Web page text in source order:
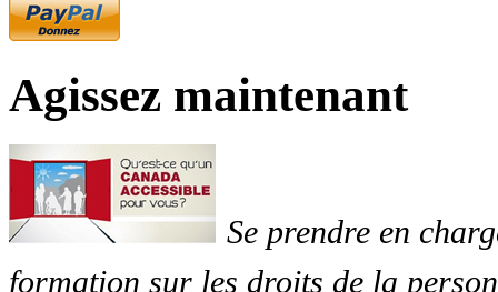
Agissez maintenant
Se prendre en
formation sur les droits de la